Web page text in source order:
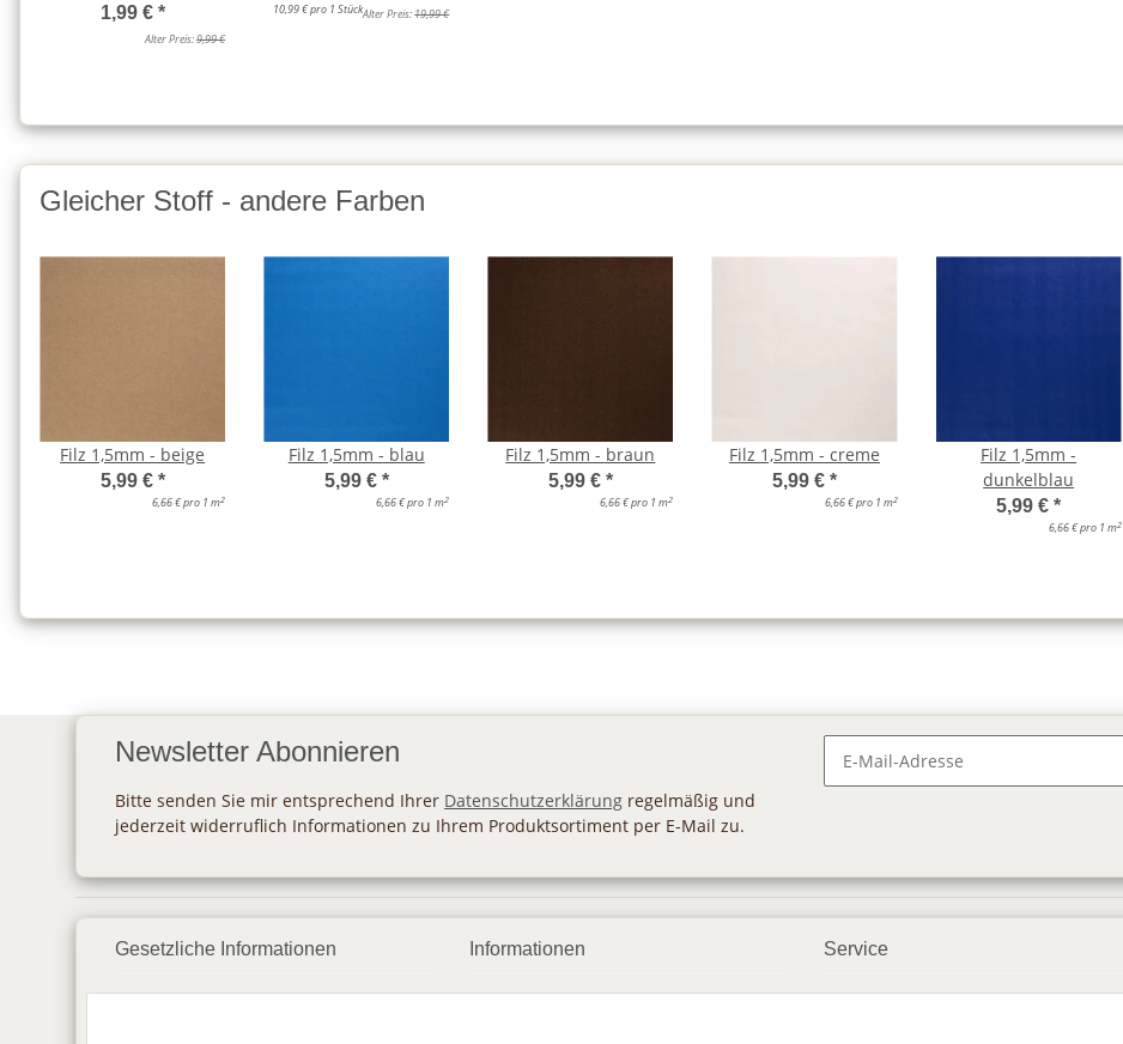
1,99 € *
Alter Preis:9,99 €
10,99 € pro 1 StückAlter Preis:19,99 €
Gleicher Stoff - andere Farben
Filz 1,5mm - beige
5,99 € *
6,66 € pro 1 m2
Filz 1,5mm - blau
5,99 € *
6,66 € pro 1 m2
Filz 1,5mm - braun
5,99 € *
6,66 € pro 1 m2
Filz 1,5mm - creme
5,99 € *
6,66 € pro 1 m2
Filz 1,5mm -
dunkelblau
5,99 €*
6,66 € pro 1 m2
Newsletter Abonnieren
Bitte senden Sie mir entsprechend Ihrer Datenschutzerklärung regelmäßig und
jederzeit widerruflich Informationen zu Ihrem Produktsortiment per E-Mail zu.
Gesetzliche Informationen Informationen Service